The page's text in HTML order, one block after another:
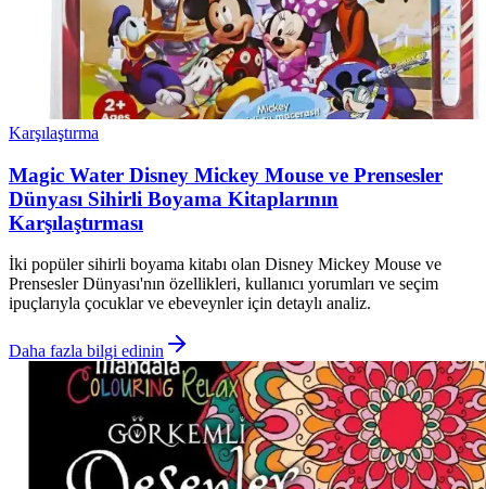
Karşılaştırma
Magic Water Disney Mickey Mouse ve Prensesler
Dünyası Sihirli Boyama Kitaplarının
Karşılaştırması
İki popüler sihirli boyama kitabı olan Disney Mickey Mouse ve
Prensesler Dünyası'nın özellikleri, kullanıcı yorumları ve seçim
ipuçlarıyla çocuklar ve ebeveynler için detaylı analiz.
Daha fazla bilgi edinin